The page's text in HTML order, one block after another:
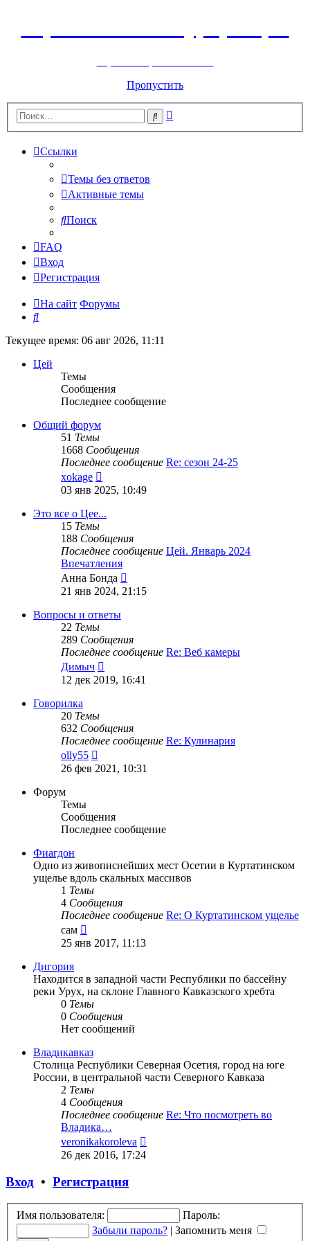
Пропустить
Поиск
Ссылки
Темы без ответов
Активные темы
Поиск
FAQ
Вход
Регистрация
На сайт Форумы
Поиск
Текущее время: 06 авг 2026, 11:11
Цей
Темы
Сообщения
Последнее сообщение
Общий форум
51 Темы
1668 Сообщения
Последнее сообщение Re: сезон 24-25
xokage
к
03 янв 2025, 10:49
Это все о Цее...
15 Темы
188 Сообщения
Последнее сообщение Цей. Январь 2024
Впечатления
Анна Бонда
к
21 янв 2024, 21:15
Вопросы и ответы
22 Темы
289 Сообщения
Последнее сообщение Re: Веб камеры
Димыч
к
12 дек 2019, 16:41
Говорилка
20 Темы
632 Сообщения
Последнее сообщение Re: Кулинария
olly55
к
26 фев 2021, 10:31
Форум
Темы
Сообщения
Последнее сообщение
Фиагдон
Одно из живописнейших мест Осетии в Куртатинском
ущелье вдоль скальных массивов
1 Темы
4 Сообщения
Последнее сообщение Re: О Куртатинском ущелье
сам
к
25 янв 2017, 11:13
Дигория
Находится в западной части Республики по бассейну
реки Урух, на склоне Главного Кавказского хребта
0 Темы
0 Сообщения
Нет сообщений
Владикавказ
Столица Республики Северная Осетия, город на юге
России, в центральной части Северного Кавказа
2 Темы
4 Сообщения
Последнее сообщение Re: Что посмотреть во
Владика…
veronikakoroleva
26 дек 2016, 17:24
Вход • Регистрация
Имя пользователя:
Пароль:
Забыли пароль? | Запомнить меня